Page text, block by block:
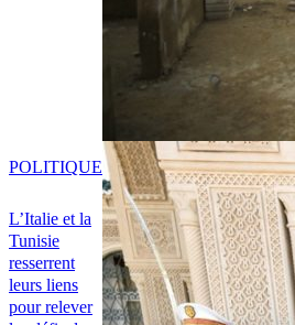
L’Italie et la
Tunisie
resserrent
leurs liens
pour relever
POLITIQUE